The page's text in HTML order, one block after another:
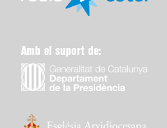
Amb el suport de: